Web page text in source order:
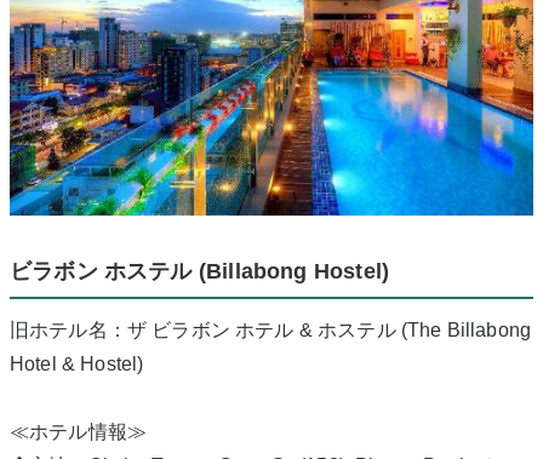
ビラボン ホステル (Billabong Hostel)
旧ホテル名：ザ ビラボン ホテル & ホステル (The Billabong
Hotel & Hostel)
≪ホテル情報≫